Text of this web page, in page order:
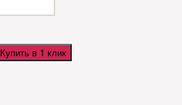
Купить в 1 клик